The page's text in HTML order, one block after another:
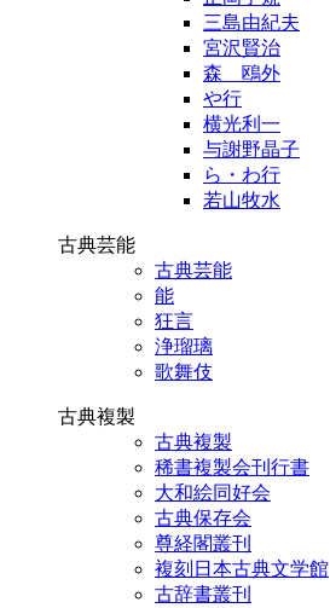
三島由紀夫
宮沢賢治
森 鴎外
や行
横光利一
与謝野晶子
ら・わ行
若山牧水
古典芸能
古典芸能
能
狂言
浄瑠璃
歌舞伎
古典複製
古典複製
稀書複製会刊行書
大和絵同好会
古典保存会
尊経閣叢刊
複刻日本古典文学館
古辞書叢刊